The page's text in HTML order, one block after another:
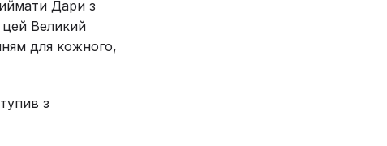
Дари з
цей Великий
для кожного,
з